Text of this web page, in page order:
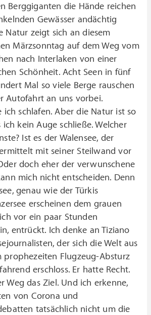
Berggiganten die Hände reichen
Gewässer andächtig
Natur zeigt sich an diesem
Märzsonntag auf dem Weg vom
nach Interlaken von einer
Schönheit. Acht Seen in fünf
Mal so viele Berge rauschen
Autofahrt an uns vorbei.
schlafen. Aber die Natur ist so
ich kein Auge schließe. Welcher
Ist es der Walensee, der
mit seiner Steilwand vor
doch eher der verwunschene
mich nicht entscheiden. Denn
genau wie der Türkis
erscheinen dem grauen
vor ein paar Stunden
entrückt. Ich denke an Tiziano
der sich die Welt aus
prophezeiten Flugzeug-Absturz
erschloss. Er hatte Recht.
Weg das Ziel. Und ich erkenne,
von Corona und
tatsächlich nicht um die